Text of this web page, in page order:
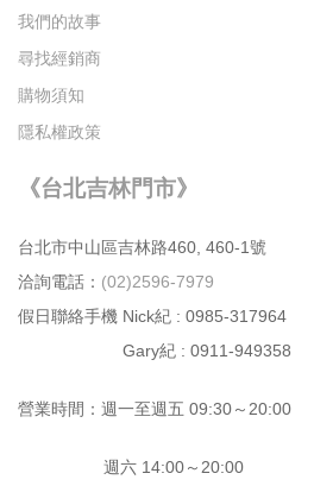
我們的故事
尋找經銷商
購物須知
隱私權政策
《台北吉林門市》
台北市中⼭區吉林路460, 460-1號
洽詢電話： (02)2596-7979
假日聯絡手機 Nick紀 : 0985-317964
Gary紀 : 0911-949358
營業時間：週⼀⾄週五 09:30～20:00
週六 14:00～20:00